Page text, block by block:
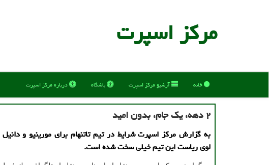
مركز اسپرت
خانه آرشیو مركز اسپرت باشگاه درباره مركز اسپرت
۲ دهه، یك جام، بدون امید
به گزارش مركز اسپرت شرایط در تیم تاتنهام برای مورینیو و دانیل
لوی ریاست این تیم خیلی سخت شده است.